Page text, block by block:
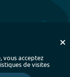
-
vous acceptez
de visites